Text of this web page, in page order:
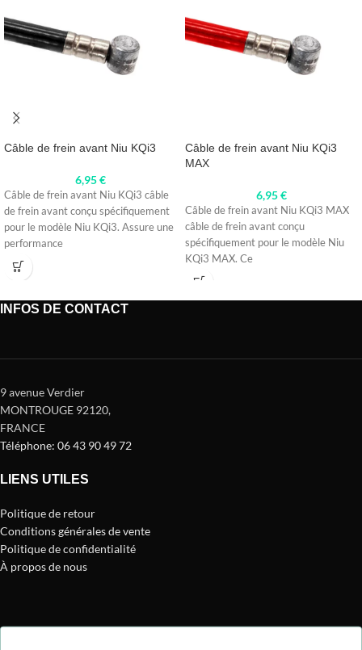
Câble de frein avant Niu KQi3
6,95€
Câble de frein avant Niu KQi3 câble
de frein avant conçu spécifiquement
pour le modèle Niu KQi3. Assure une
performance
Câble de frein avant Niu KQi3
MAX
6,95€
Câble de frein avant Niu KQi3 MAX
câble de frein avant conçu
spécifiquement pour le modèle Niu
KQi3 MAX. Ce
INFOS DE CONTACT
9 avenue Verdier
MONTROUGE 92120,
FRANCE
Téléphone: 06 43 90 49 72
LIENS UTILES
Politique de retour
Conditions générales de vente
Politique de confidentialité
À propos de nous